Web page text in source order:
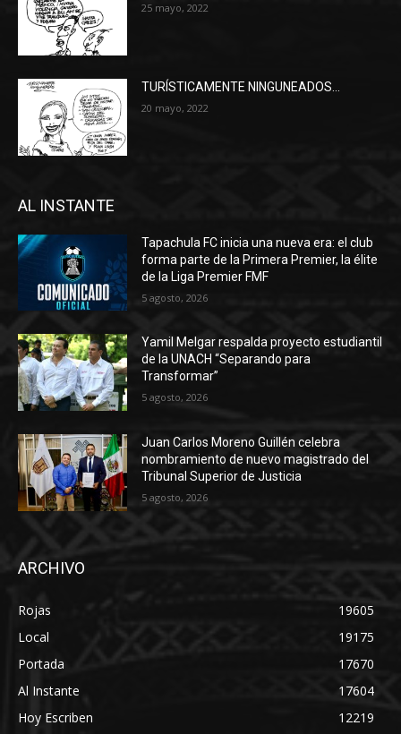
25 mayo, 2022
TURÍSTICAMENTE NINGUNEADOS…
20 mayo, 2022
AL INSTANTE
Tapachula FC inicia una nueva era: el club
forma parte de la Primera Premier, la élite
de la Liga Premier FMF
5 agosto, 2026
Yamil Melgar respalda proyecto estudiantil
de la UNACH “Separando para
Transformar”
5 agosto, 2026
Juan Carlos Moreno Guillén celebra
nombramiento de nuevo magistrado del
Tribunal Superior de Justicia
5 agosto, 2026
ARCHIVO
Rojas
19605
Local
19175
Portada
17670
Al Instante
17604
Hoy Escriben
12219